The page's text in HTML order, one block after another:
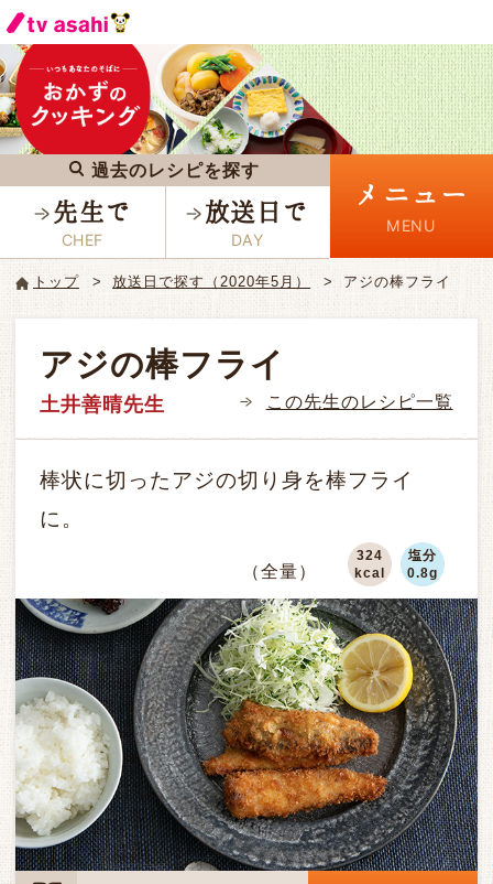
過去のレシピを探す
先生で 放送日で
メニュー
トップ 放送日で探す（2020年5月） アジの棒フライ
アジの棒フライ
土井善晴先生 この先生のレシピ一覧
棒状に切ったアジの切り身を棒フライ
に。
324
kcal
塩分
0.8g
（全量）